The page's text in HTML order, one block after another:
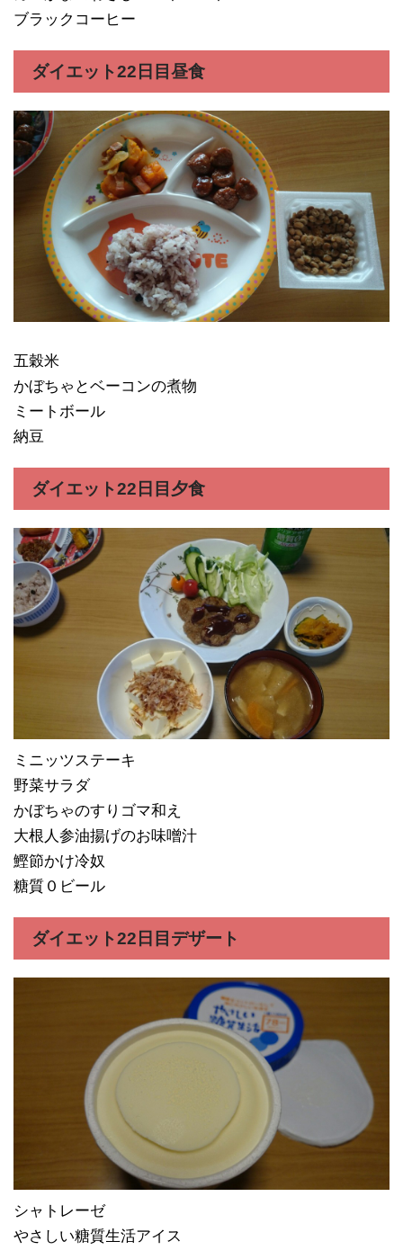
ブラックコーヒー
ダイエット22日目昼食
五穀米
かぼちゃとベーコンの煮物
ミートボール
納豆
ダイエット22日目夕食
ミニッツステーキ
野菜サラダ
かぼちゃのすりゴマ和え
大根人参油揚げのお味噌汁
鰹節かけ冷奴
糖質０ビール
ダイエット22日目デザート
シャトレーゼ
やさしい糖質生活アイス